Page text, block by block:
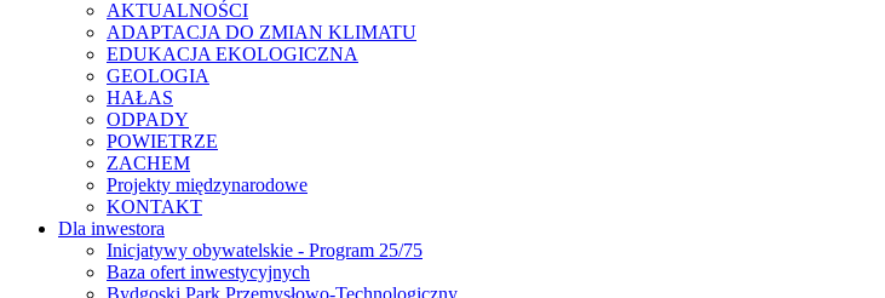
AKTUALNOŚCI
ADAPTACJA DO ZMIAN KLIMATU
EDUKACJA EKOLOGICZNA
GEOLOGIA
HAŁAS
ODPADY
POWIETRZE
ZACHEM
Projekty międzynarodowe
KONTAKT
Dla inwestora
Inicjatywy obywatelskie - Program 25/75
Baza ofert inwestycyjnych
Bydgoski Park Przemysłowo-Technologiczny